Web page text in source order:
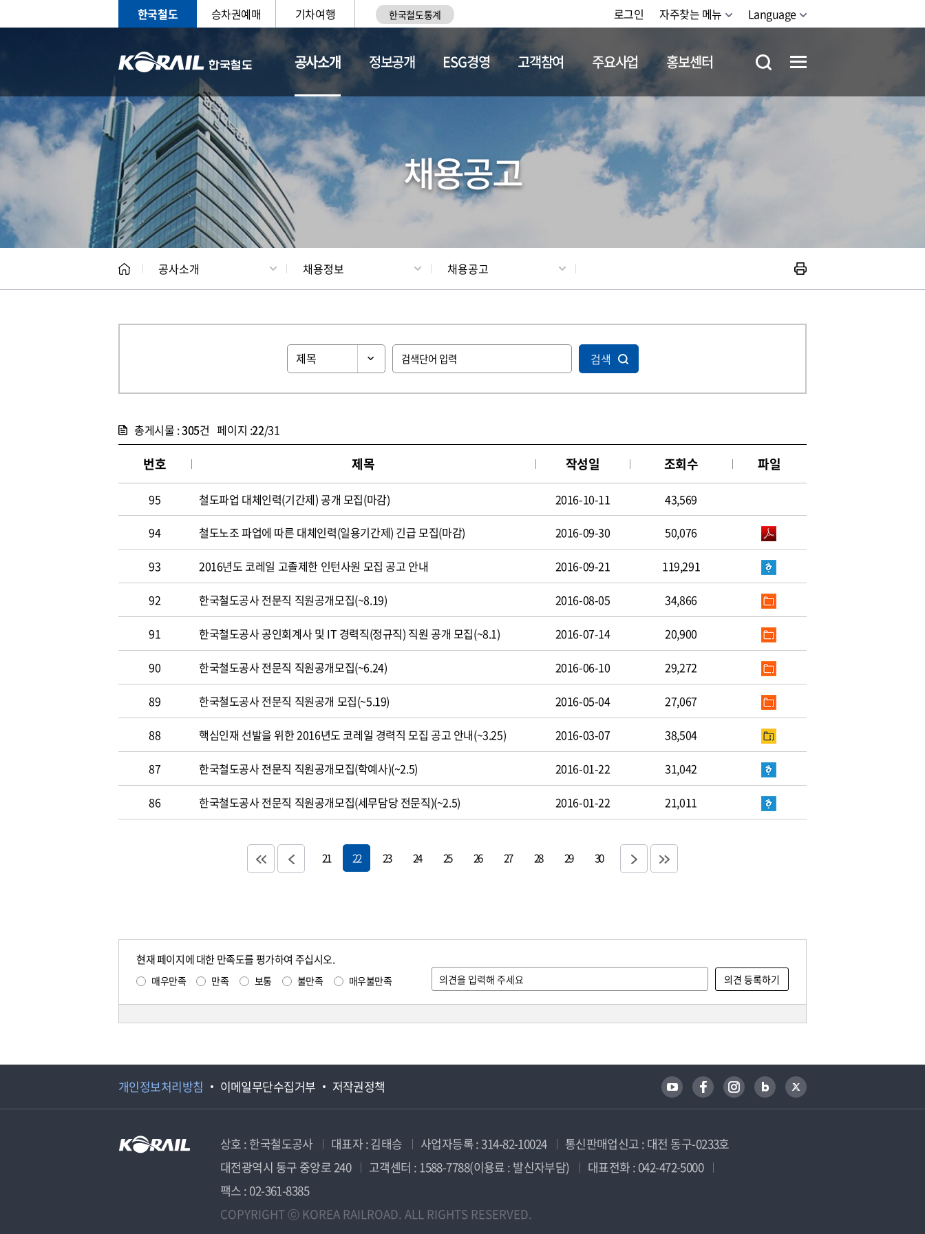
한국철도 승차권예매 기차여행 한국철도통계 로그인 자주찾는 메뉴 Language
공사소개
CEO 일반현황 채용정보
정보공개 ESG경영 고객참여 주요사업 홍보센터
채용공고
공사소개 채용정보 채용공고
검색
총게시물 :305건 페이지 :22/31
번호 제목 작성일 조회수 파일
95 철도파업 대체인력(기간제) 공개 모집(마감) 2016-10-11
43,569
94
철도노조 파업에 따른 대체인력(일용기간제) 긴급 모집(마감) 2016-09-30 50,076
93 2016년도 코레일 고졸제한 인턴사원 모집 공고 안내 2016-09-21 119,291
92 한국철도공사 전문직 직원공개모집(~8.19) 2016-08-05 34,866
91 한국철도공사 공인회계사 및 IT 경력직(정규직) 직원 공개 모집(~8.1) 2016-07-14 20,900
90 한국철도공사 전문직 직원공개모집(~6.24) 2016-06-10 29,272
89 한국철도공사 전문직 직원공개 모집(~5.19) 2016-05-04 27,067
88 핵심인재 선발을 위한 2016년도 코레일 경력직 모집 공고 안내(~3.25) 2016-03-07 38,504
87 한국철도공사 전문직 직원공개모집(학예사)(~2.5) 2016-01-22 31,042
86 한국철도공사 전문직 직원공개모집(세무담당 전문직)(~2.5) 2016-01-22 21,011
21 22 23 24 25 26 27 28 29 30
현재 페이지에 대한 만족도를 평가하여 주십시오.
매우만족 만족 보통 불만족 매우불만족
개인정보처리방침 이메일무단수집거부 저작권정책
상호 : 한국철도공사 대표자 : 김태승 사업자등록 : 314-82-10024
통신판매업신고 : 대전 동구-0233호
대전광역시 동구 중앙로 240
고객센터 : 1588-7788(이용료 : 발신자부담)
대표전화 : 042-472-5000
팩스 : 02-361-8385
COPYRIGHT ⓒ KOREA RAILROAD. ALL RIGHTS RESERVED.